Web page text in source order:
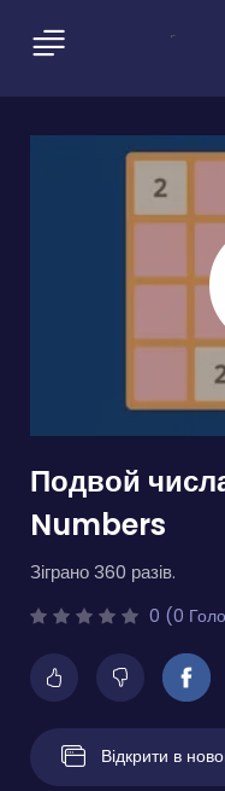
Подвой
Numbers
Зіграно 360 разів.
0 (0
Відкрити в